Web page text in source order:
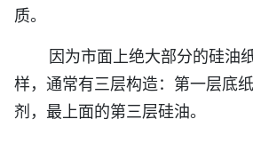
质。
因为市面上绝大部分的硅油
样，通常有三层构造：第一层底
剂，最上面的第三层硅油。